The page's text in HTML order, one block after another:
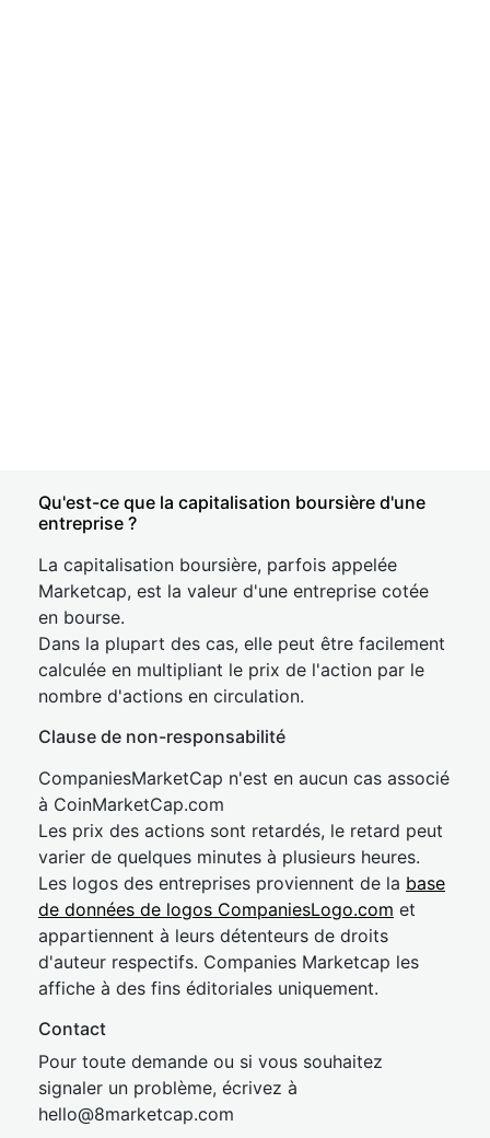
Qu'est-ce que la capitalisation boursière d'une
entreprise ?
La capitalisation boursière, parfois appelée
Marketcap, est la valeur d'une entreprise cotée
en bourse.
Dans la plupart des cas, elle peut être facilement
calculée en multipliant le prix de l'action par le
nombre d'actions en circulation.
Clause de non-responsabilité
CompaniesMarketCap n'est en aucun cas associé
à CoinMarketCap.com
Les prix des actions sont retardés, le retard peut
varier de quelques minutes à plusieurs heures.
Les logos des entreprises proviennent de la base
de données de logos CompaniesLogo.com et
appartiennent à leurs détenteurs de droits
d'auteur respectifs. Companies Marketcap les
affiche à des fins éditoriales uniquement.
Contact
Pour toute demande ou si vous souhaitez
signaler un problème, écrivez à
hello@8marketcap.com